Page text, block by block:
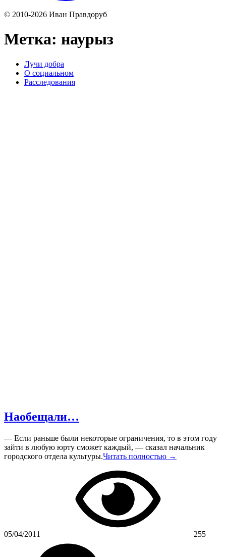
© 2010-2026 Иван Правдоруб
Метка: наурыз
Лучи добра
О социальном
Расследования
Наобещали…
— Если раньше были некоторые ограничения, то в этом году
зайти в любую юрту сможет каждый, — сказал начальник
городского отдела культуры.Читать полностью →
05/04/2011 255